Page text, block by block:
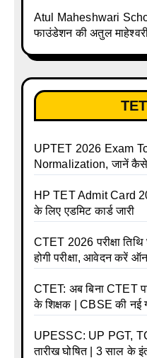
Atul Maheshwari
फाउंडेशन की अतुल माहेश्वरी
UPTET 2026 Exam
Normalization, जानें
HP TET Admit Card
के लिए एडमिट कार्ड जारी
CTET 2026 परीक्षा
होगी परीक्षा, आवेदन करें
CTET: अब बिना CTET
के शिक्षक | CBSE की नई
UPESSC: UP PGT,
तारीख घोषित | 3 साल के